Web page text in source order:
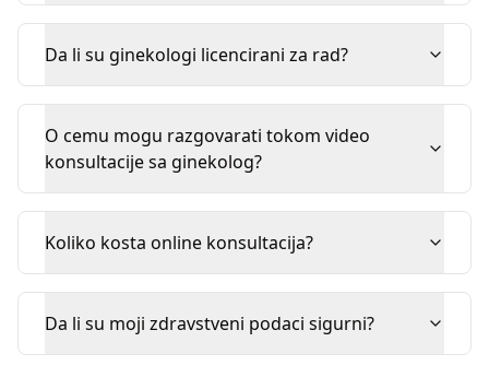
Da li su ginekologi licencirani za rad?
O cemu mogu razgovarati tokom video
konsultacije sa ginekolog?
Koliko kosta online konsultacija?
Da li su moji zdravstveni podaci sigurni?